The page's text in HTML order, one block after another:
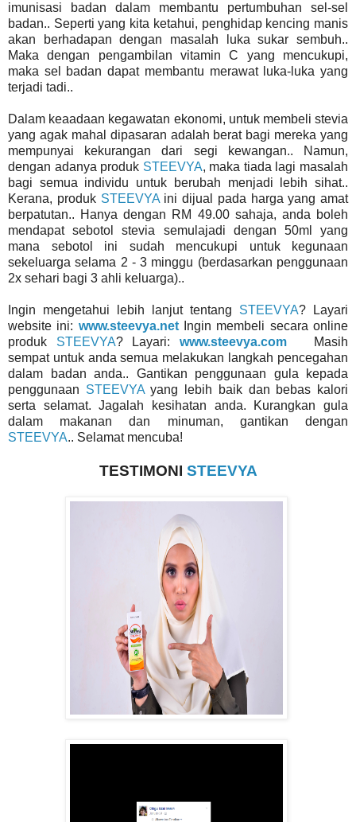
imunisasi badan dalam membantu pertumbuhan sel-sel
badan.. Seperti yang kita ketahui, penghidap kencing manis
akan berhadapan dengan masalah luka sukar sembuh..
Maka dengan pengambilan vitamin C yang mencukupi,
maka sel badan dapat membantu merawat luka-luka yang
terjadi tadi..
Dalam keaadaan kegawatan ekonomi, untuk membeli stevia
yang agak mahal dipasaran adalah berat bagi mereka yang
mempunyai kekurangan dari segi kewangan.. Namun,
dengan adanya produk STEEVYA, maka tiada lagi masalah
bagi semua individu untuk berubah menjadi lebih sihat..
Kerana, produk STEEVYAini dijual pada harga yang amat
berpatutan.. Hanya dengan RM 49.00 sahaja, anda boleh
mendapat sebotol stevia semulajadi dengan 50ml yang
mana sebotol ini sudah mencukupi untuk kegunaan
sekeluarga selama 2 - 3 minggu (berdasarkan penggunaan
2x sehari bagi 3 ahli keluarga)..
Ingin mengetahui lebih lanjut tentang STEEVYA? Layari
website ini: www.steevya.netIngin membeli secara online
produk STEEVYA? Layari: www.steevya.comMasih
sempat untuk anda semua melakukan langkah pencegahan
dalam badan anda.. Gantikan penggunaan gula kepada
penggunaan STEEVYAyang lebih baik dan bebas kalori
serta selamat. Jagalah kesihatan anda. Kurangkan gula
dalam makanan dan minuman, gantikan dengan
STEEVYA.. Selamat mencuba!
TESTIMONI STEEVYA